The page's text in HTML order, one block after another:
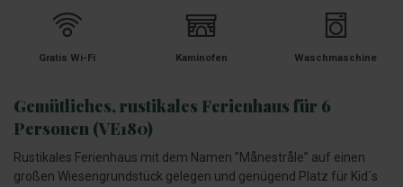
Gratis Wi-Fi Kaminofen Waschmaschine
Gemütliches, rustikales Ferienhaus für 6
Personen (VE180)
Rustikales Ferienhaus mit dem Namen ”Månestråle” auf einen
großen Wiesengrundstück gelegen und genügend Platz für Kid´s